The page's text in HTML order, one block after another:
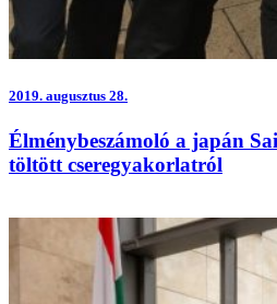
2019. augusztus 28.
Élménybeszámoló a japán
töltött cseregyakorlatról